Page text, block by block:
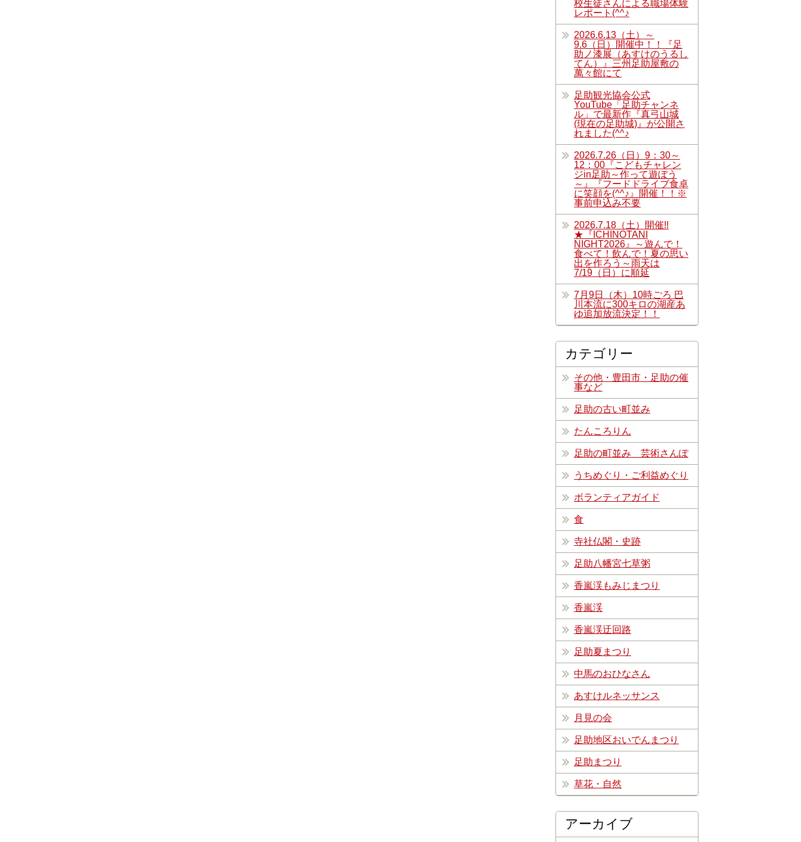
校生徒さんによる職場体験
レポート(^^♪
2026.6.13（土）～
9.6（日）開催中！！『足
助ノ漆展（あすけのうるし
てん）』三州足助屋敷の
萬々館にて
足助観光協会公式
YouTube「足助チャンネ
ル」で最新作『真弓山城
(現在の足助城)』が公開さ
れました(^^♪
2026.7.26（日）9：30～
12：00『こどもチャレン
ジin足助～作って遊ぼう
～』『フードドライブ食卓
に笑顔を(^^♪』開催！！※
事前申込み不要
2026.7.18（土）開催!!
★『ICHINOTANI
NIGHT2026』～遊んで！
食べて！飲んで！夏の思い
出を作ろう～雨天は
7/19（日）に順延
7月9日（木）10時ごろ 巴
川本流に300キロの湖産あ
ゆ追加放流決定！！
カテゴリー
その他・豊田市・足助の催
事など
足助の古い町並み
たんころりん
足助の町並み 芸術さんぽ
うちめぐり・ご利益めぐり
ボランティアガイド
食
寺社仏閣・史跡
足助八幡宮七草粥
香嵐渓もみじまつり
香嵐渓
香嵐渓迂回路
足助夏まつり
中馬のおひなさん
あすけルネッサンス
月見の会
足助地区おいでんまつり
足助まつり
草花・自然
アーカイブ